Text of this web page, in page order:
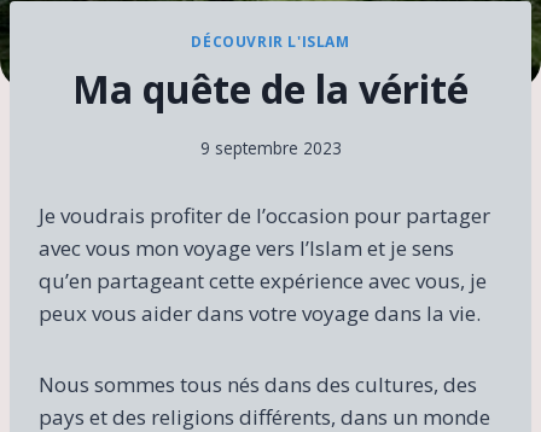
DÉCOUVRIR L'ISLAM
Ma quête de la vérité
9 septembre 2023
Je voudrais profiter de l’occasion pour partager
avec vous mon voyage vers l’Islam et je sens
qu’en partageant cette expérience avec vous, je
peux vous aider dans votre voyage dans la vie.
Nous sommes tous nés dans des cultures, des
pays et des religions différents, dans un monde